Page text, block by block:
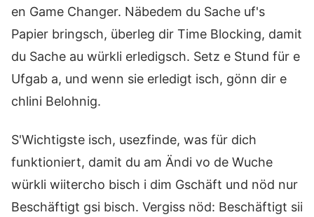
en Game Changer. Näbedem du Sache uf's
Papier bringsch, überleg dir Time Blocking, damit
du Sache au würkli erledigsch. Setz e Stund für e
Ufgab a, und wenn sie erledigt isch, gönn dir e
chlini Belohnig.
S'Wichtigste isch, usezfinde, was für dich
funktioniert, damit du am Ändi vo de Wuche
würkli wiitercho bisch i dim Gschäft und nöd nur
Beschäftigt gsi bisch. Vergiss nöd: Beschäftigt sii